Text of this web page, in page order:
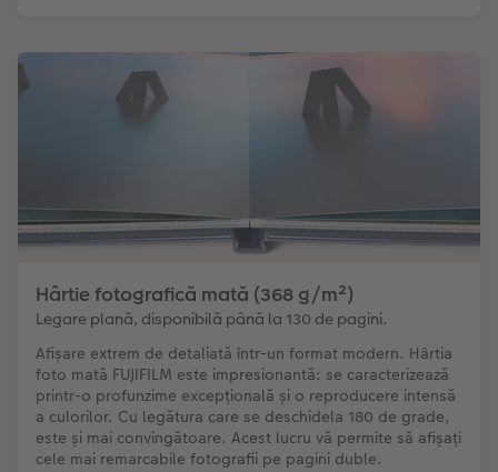
Hârtie fotografică mată (368 g/m²)
Legare plană, disponibilă până la 130 de pagini.
Afișare extrem de detaliată într-un format modern. Hârtia
foto mată FUJIFILM este impresionantă: se caracterizează
printr-o profunzime excepțională și o reproducere intensă
a culorilor. Cu legătura care se deschidela 180 de grade,
este și mai convingătoare. Acest lucru vă permite să afișați
cele mai remarcabile fotografii pe pagini duble.